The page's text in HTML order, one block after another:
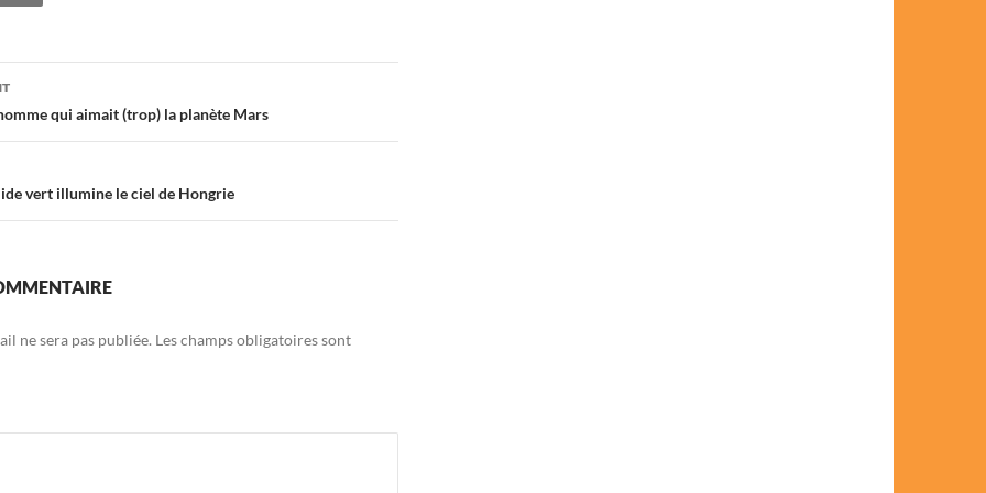
qui aimait (trop) la planète Mars
vert illumine le ciel de Hongrie
ne sera pas publiée. Les champs obligatoires sont